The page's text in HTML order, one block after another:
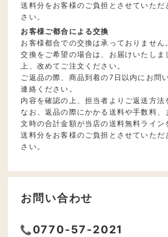
送料分をお客様のご負担とさせていただ
さい。
お客様ご都合による交換
お客様都合での交換は承っておりません。
交換をご希望の場合は、お届けいたしま
上、改めてご注文ください。
ご返品の際、商品到着の7日以内にお問
連絡ください。
内容を確認の上、担当者よりご返送方法
なお、返品の際にかかる送料や手数料、
文時の合計金額が当店の送料無料ライン
送料分をお客様のご負担とさせていただ
さい。
お問い合わせ
0770-57-2021